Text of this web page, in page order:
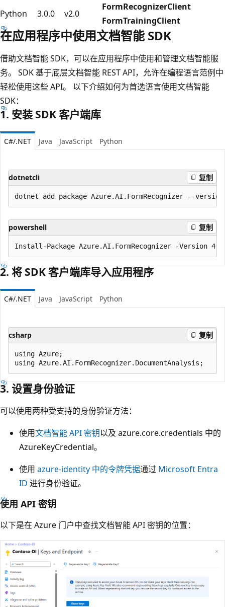
Python 3.0.0 v2.0
FormRecognizerClient
FormTrainingClient
在应用程序中使用文档智能 SDK
借助文档智能 SDK，可以在应用程序中使用和管理文档智能服
务。 SDK 基于底层文档智能 REST API，允许在编程语言范例中
轻松使用这些 API。 以下介绍如何为首选语言使用文档智能
SDK：
1. 安装 SDK 客户端库
C#/.NET Java JavaScript Python
dotnetcli 复制
powershell 复制
2. 将 SDK 客户端库导入应用程序
C#/.NET Java JavaScript Python
csharp 复制
using Azure;
3. 设置身份验证
可以使用两种受支持的身份验证方法：
使用文档智能 API 密钥以及 azure.core.credentials 中的
AzureKeyCredential。
使用 azure-identity 中的令牌凭据通过 Microsoft Entra
ID 进行身份验证。
使用 API 密钥
以下是在 Azure 门户中查找文档智能 API 密钥的位置：